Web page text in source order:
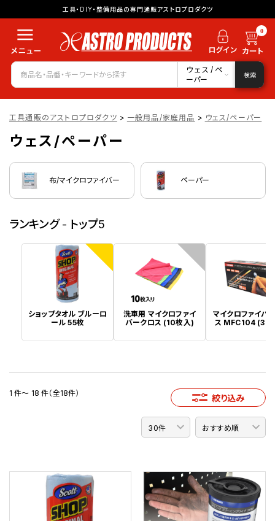
工具・DIY・整備用品の専門通販アストロプロダクツ
0
ウェス/ペ
ーパー
検索
工具通販のアストロプロダクツ > 一般用品/家庭用品 > ウェス/ペーパー
ウェス/ペーパー
布/マイクロファイバー ペーパー
ランキング - トップ5
1
ショップタオル ブルーロ
ール 55枚
2
洗車用 マイクロファイ
バークロス (10枚入)
マイクロファイバ
ス MFC104 (30
1 件～ 18 件（全18件） 絞り込み